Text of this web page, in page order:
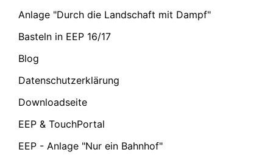
Anlage "Durch die Landschaft mit Dampf"
Basteln in EEP 16/17
Blog
Datenschutzerklärung
Downloadseite
EEP & TouchPortal
EEP - Anlage "Nur ein Bahnhof"